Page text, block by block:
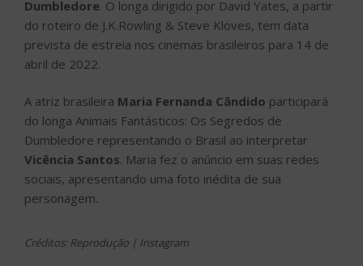
sociais, apresentando uma foto inédita de sua
personagem.
A aguardada sequência da franquia ainda conta no
elenco com Eddie Redmayne (Newt Scamander), Jude
Law (Alvo Dumbledore), Ezra Miller (Credence
Barebone), Mads Mikkelsen (Gellert Grindelwald), Dan
Fogler (Jacob Kowalski), Alison Sudol (Queenie
Goldstein), Katherine Waterston (Porpentina Goldstein),